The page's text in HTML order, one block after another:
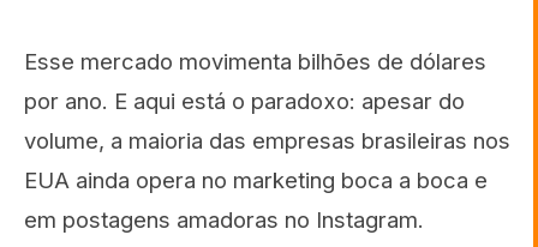
Esse mercado movimenta bilhões de dólares
por ano. E aqui está o paradoxo: apesar do
volume, a maioria das empresas brasileiras nos
EUA ainda opera no marketing boca a boca e
em postagens amadoras no Instagram.